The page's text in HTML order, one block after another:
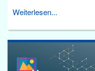
Weiterlesen...